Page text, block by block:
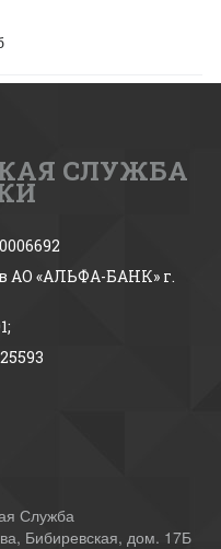
СЛУЖБА
в АО «АЛЬФА-БАНК» г.
Служба
, Бибиревская, дом. 17Б